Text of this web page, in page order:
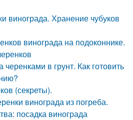
винограда. Хранение чубуков
винограда на подоконнике.
в грунт. Как готовить
(секреты).
винограда из погреба.
посадка винограда